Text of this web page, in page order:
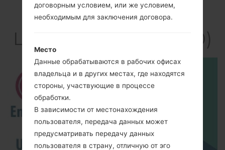
Видео
LGLC3200(LGLC3200)
договорным условием, или же условием,
необходимым для заключения договора.
Место
Данные обрабатываются в рабочих офисах
владельца и в других местах, где находятся
стороны, участвующие в процессе
обработки.
В зависимости от местонахождения
пользователя, передача данных может
предусматривать передачу данных
пользователя в страну, отличную от эго